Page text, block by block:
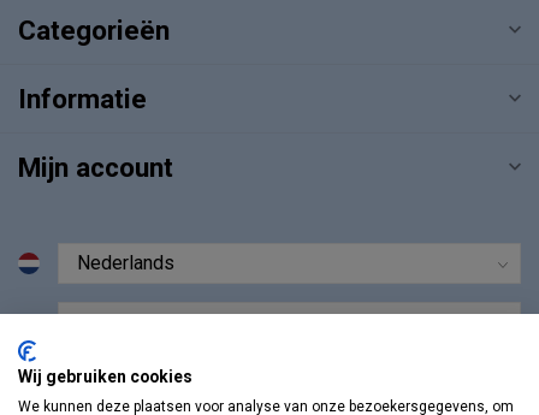
Categorieën
Informatie
Mijn account
Wij gebruiken cookies
We kunnen deze plaatsen voor analyse van onze bezoekersgegevens, om